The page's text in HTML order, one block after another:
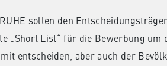
sollen den
„Short List“ für die Bewerbung um
entscheiden, aber auch der